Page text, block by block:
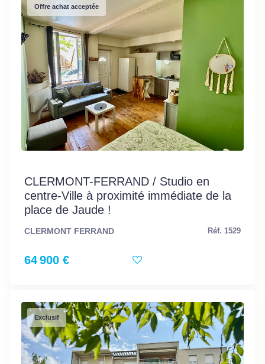
Offre achat acceptée
CLERMONT-FERRAND / Studio en
centre-Ville à proximité immédiate de la
place de Jaude !
CLERMONT FERRAND Réf. 1529
64 900 €
Exclusif